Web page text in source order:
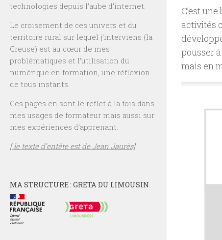
C’est
activités
pousser
mais en
technologies depuis l’aube d’internet.
Le croisement de ces univers et du
territoire rural sur lequel j’interviens (la
Creuse) est au cœur de mes
problématiques et l’utilisation du
numérique en formation, une réflexion
de tous instants.
Ces pages en sont le reflet à la fois dans
mes usages de formateur mais aussi sur
mes expériences d’apprenant.
[ le texte d’entête est de Jean Jaurès]
MA STRUCTURE : GRETA DU LIMOUSIN